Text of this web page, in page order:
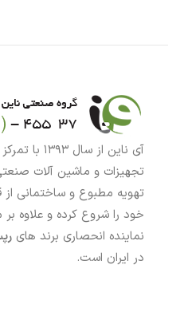
آی ناین از
تجهیزات و ماشین آلات
تهویه مطبوع و ساختمانی
خود را شروع کرده و علاوه
نماینده انحصاری برند های
در ایران است.